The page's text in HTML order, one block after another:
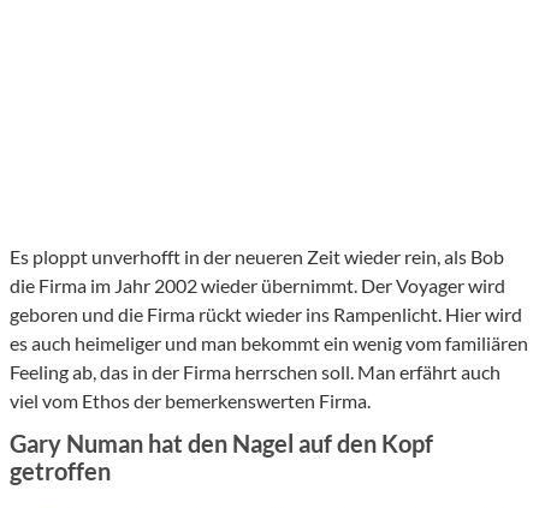
Es ploppt unverhofft in der neueren Zeit wieder rein, als Bob
die Firma im Jahr 2002 wieder übernimmt. Der Voyager wird
geboren und die Firma rückt wieder ins Rampenlicht. Hier wird
es auch heimeliger und man bekommt ein wenig vom familiären
Feeling ab, das in der Firma herrschen soll. Man erfährt auch
viel vom Ethos der bemerkenswerten Firma.
Gary Numan hat den Nagel auf den Kopf
getroffen